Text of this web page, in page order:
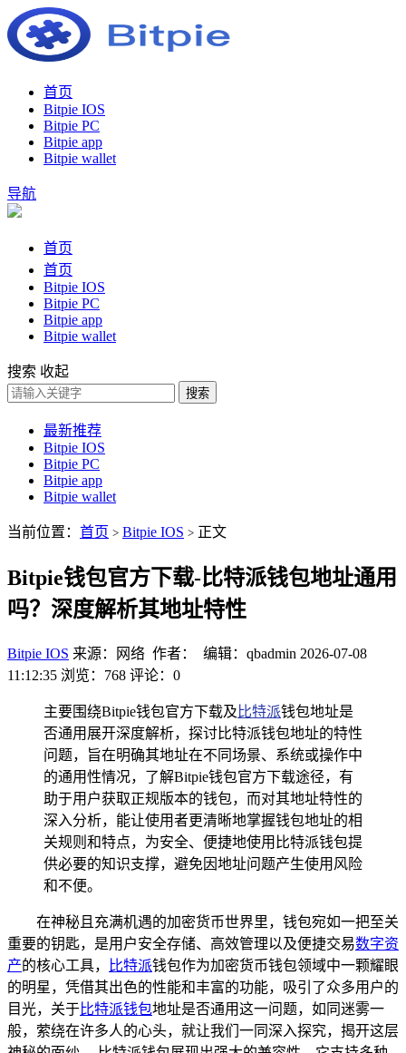
首页
Bitpie IOS
Bitpie PC
Bitpie app
Bitpie wallet
导航
首页
首页
Bitpie IOS
Bitpie PC
Bitpie app
Bitpie wallet
搜索 收起
搜索
最新推荐
Bitpie IOS
Bitpie PC
Bitpie app
Bitpie wallet
当前位置： 首页 > Bitpie IOS > 正文
Bitpie钱包官方下载-比特派钱包地址通用
吗？深度解析其地址特性
Bitpie IOS 来源：网络 作者： 编辑：qbadmin 2026-07-08
11:12:35 浏览：768 评论：0
主要围绕Bitpie钱包官方下载及 比特派钱包地址是
否通用展开深度解析，探讨比特派钱包地址的特性
问题，旨在明确其地址在不同场景、系统或操作中
的通用性情况，了解Bitpie钱包官方下载途径，有
助于用户获取正规版本的钱包，而对其地址特性的
深入分析，能让使用者更清晰地掌握钱包地址的相
关规则和特点，为安全、便捷地使用比特派钱包提
供必要的知识支撑，避免因地址问题产生使用风险
和不便。
在神秘且充满机遇的加密货币世界里，钱包宛如一把至关
重要的钥匙，是用户安全存储、高效管理以及便捷交易数字资
产的核心工具， 比特派钱包作为加密货币钱包领域中一颗耀眼
的明星，凭借其出色的性能和丰富的功能，吸引了众多用户的
目光，关于比特派钱包地址是否通用这一问题，如同迷雾一
般，萦绕在许多人的心头，就让我们一同深入探究，揭开这层